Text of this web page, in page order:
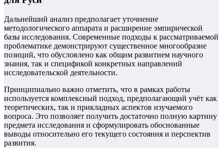
Дальнейший анализ предполагает уточнение
методологического аппарата и расширение эмпирической
базы исследования. Современные подходы к рассматриваемой
проблематике демонстрируют существенное многообразие
позиций, что обусловлено как общим развитием научного
знания, так и спецификой конкретных направлений
исследовательской деятельности.
Принципиально важно отметить, что в рамках работы
используется комплексный подход, предполагающий учёт как
теоретических, так и прикладных аспектов изучаемого
вопроса. Это позволяет получить достаточно полную картину
предмета исследования и сформулировать обоснованные
выводы относительно его текущего состояния и перспектив
развития.